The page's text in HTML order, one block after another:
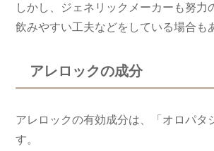
しかし、ジェネリックメーカーも努力
飲みやすい工夫などをしている場合も
アレロックの成分
アレロックの有効成分は、「オロパタ
す。